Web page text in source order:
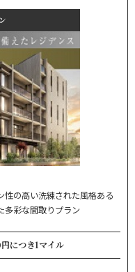
の高い洗練された風格ある
多彩な間取りプラン
につき1マイル